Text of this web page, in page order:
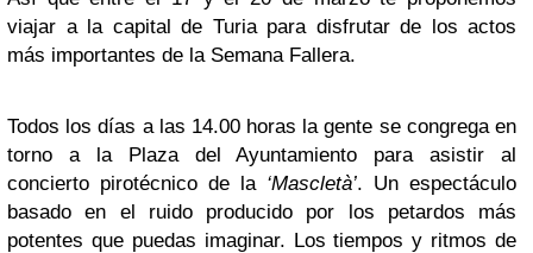
viajar a la capital de Turia para disfrutar de los actos
más importantes de la Semana Fallera.
Todos los días a las 14.00 horas la gente se congrega en
torno a la Plaza del Ayuntamiento para asistir al
concierto pirotécnico de la ‘Mascletà’. Un espectáculo
basado en el ruido producido por los petardos más
potentes que puedas imaginar. Los tiempos y ritmos de